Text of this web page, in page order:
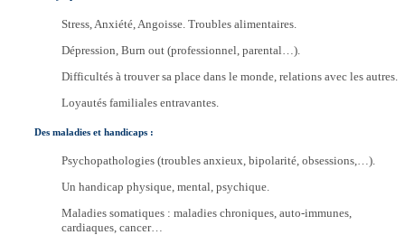
Stress, Anxiété, Angoisse. Troubles alimentaires.
Dépression, Burn out (professionnel, parental…).
Difficultés à trouver sa place dans le monde, relations avec les autres.
Loyautés familiales entravantes.
Des maladies et handicaps :
Psychopathologies (troubles anxieux, bipolarité, obsessions,…).
Un handicap physique, mental, psychique.
Maladies somatiques : maladies chroniques, auto-immunes,
cardiaques, cancer…